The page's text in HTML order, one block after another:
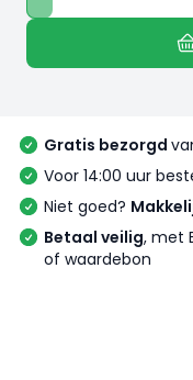
Gratis bezorgd
Voor 14:00 uur
Niet goed?
Betaal veilig, met
of waardebon